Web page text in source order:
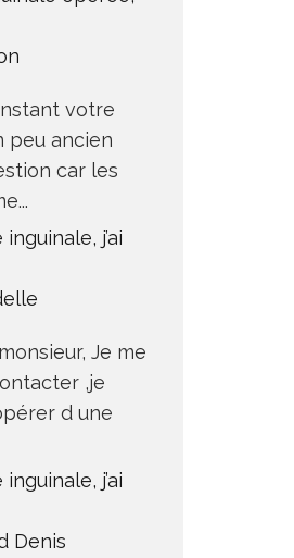
votre
peu ancien
car les
j’ai
Je me
,je
d une
j’ai
Denis